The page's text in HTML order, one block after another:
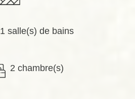
1 salle(s) de bains
2 chambre(s)